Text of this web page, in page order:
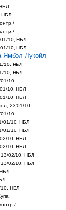
НБЛ
01/10, НБЛ
01/10, НБЛ
Ямбол-Лукойл
10, НБЛ
10, НБЛ
01/10
10, НБЛ
10, НБЛ
23/01/10
10
01/10, НБЛ
01/10, НБЛ
02/10, НБЛ
02/10, НБЛ
13/02/10, НБЛ
13/02/10, НБЛ
10, НБЛ